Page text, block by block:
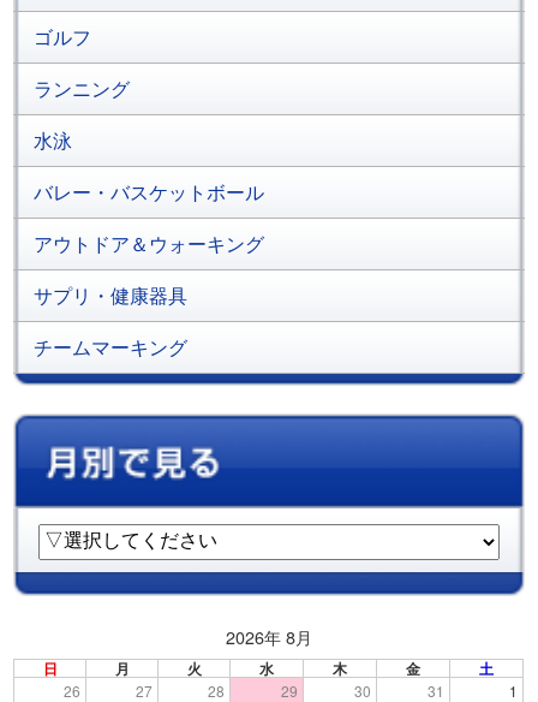
ゴルフ
ランニング
水泳
バレー・バスケットボール
アウトドア＆ウォーキング
サプリ・健康器具
チームマーキング
2026年 8月
日 月 火 水 木 金 土
26 27 28 29 30 31 1